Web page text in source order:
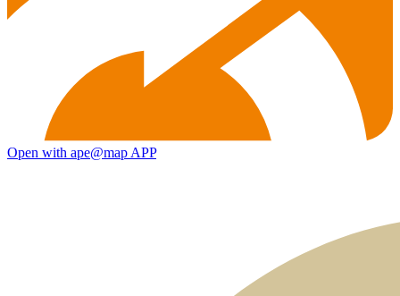
Open with ape@map APP